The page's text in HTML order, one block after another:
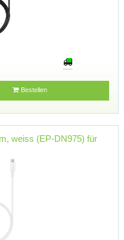
Bestellen
weiss (EP-DN975) für